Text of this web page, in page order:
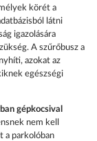
körét a
látni
igazolására
A szűrőbusz a
azokat az
egészségi
gépkocsival
nem kell
a parkolóban